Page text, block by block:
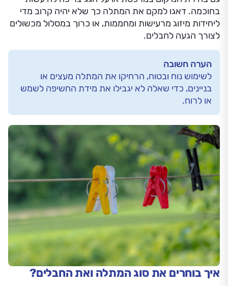
בחוכמה. דאגו למקם את המתלה כך שלא יהיה קרוב מדי
ליחידות מיזוג מרעישות ומחממות, או כרוך במסלול מכשולים
לצורך הגעה לחבלים.
הערה חשובה
לשימוש נוח ובטוח, הרחיקו את המתלה מעצים או
בניינים, כדי שאלה לא יגבילו את מידת החשיפה לשמש
או לרוח.
איך בוחרים את סוג המתלה ואת החבלים?